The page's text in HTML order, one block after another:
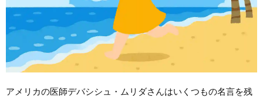
アメリカの医師デバシシュ・ムリダさんはいくつもの名言を残